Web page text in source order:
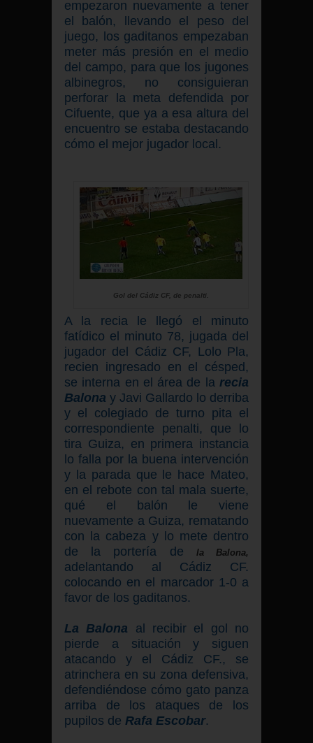
empezaron nuevamente a tener
el balón, llevando el peso del
juego, los gaditanos empezaban
meter más presión en el medio
del campo, para que los jugones
albinegros, no consiguieran
perforar la meta defendida por
Cifuente, que ya a esa altura del
encuentro se estaba destacando
cómo el mejor jugador local.
Gol del Cádiz CF, de penalti.
A la recia le llegó el minuto
fatídico el minuto 78, jugada del
jugador del Cádiz CF, Lolo Pla,
recien ingresado en el césped,
se interna en el área de la recia
Balona y Javi Gallardo lo derriba
y el colegiado de turno pita el
correspondiente penalti, que lo
tira Guiza, en primera instancia
lo falla por la buena intervención
y la parada que le hace Mateo,
en el rebote con tal mala suerte,
qué el balón le viene
nuevamente a Guiza, rematando
con la cabeza y lo mete dentro
de la portería de
la Balona,
adelantando al Cádiz CF.
colocando en el marcador 1-0 a
favor de los gaditanos.
La Balona al recibir el gol no
pierde a situación y siguen
atacando y el Cádiz CF., se
atrinchera en su zona defensiva,
defendiéndose cómo gato panza
arriba de los ataques de los
pupilos de Rafa Escobar.